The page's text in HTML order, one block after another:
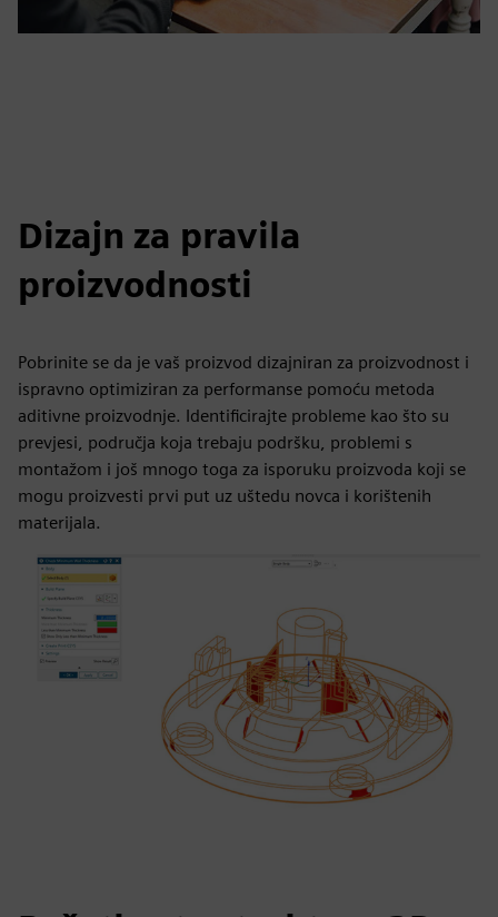
Dizajn za pravila
proizvodnosti
Pobrinite se da je vaš proizvod dizajniran za proizvodnost i
ispravno optimiziran za performanse pomoću metoda
aditivne proizvodnje. Identificirajte probleme kao što su
prevjesi, područja koja trebaju podršku, problemi s
montažom i još mnogo toga za isporuku proizvoda koji se
mogu proizvesti prvi put uz uštedu novca i korištenih
materijala.